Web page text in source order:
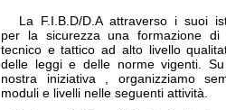
La F.I.B.D/D.A attraverso i suoi
per la sicurezza una formazione di
tecnico e tattico ad alto livello
delle leggi e delle norme vigenti.
nostra iniziativa , organizziamo
moduli e livelli nelle seguenti attività.